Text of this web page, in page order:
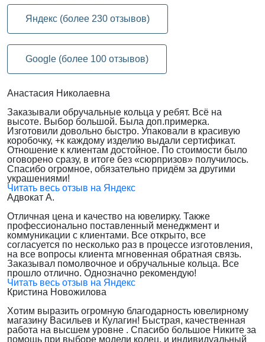
Яндекс (более 230 отзывов)
Google (более 100 отзывов)
Анастасия Николаевна
Заказывали обручальные кольца у ребят. Всё на
высоте. Выбор большой. Была доп.примерка.
Изготовили довольно быстро. Упаковали в красивую
коробочку, +к каждому изделию выдали сертификат.
Отношение к клиентам достойное. По стоимости было
оговорено сразу, в итоге без «сюрпризов» получилось.
Спасибо огромное, обязательно придём за другими
украшениями!
Читать весь отзыв на Яндекс
Адвокат А.
Отличная цена и качество на ювелирку. Также
профессионально поставленный менеджмент и
коммуникации с клиентами. Все открыто, все
согласуется по несколько раз в процессе изготовления,
на все вопросы клиента мгновенная обратная связь.
Заказывал помолвочное и обручальные кольца. Все
прошло отлично. Однозначно рекомендую!
Читать весь отзыв на Яндекс
Кристина Новожилова
Хотим выразить огромную благодарность ювелирному
магазину Васильев и Кулагин! Быстрая, качественная
работа на высшем уровне . Спасибо большое Никите за
помощь при выборе модели колец, и индивидуальный